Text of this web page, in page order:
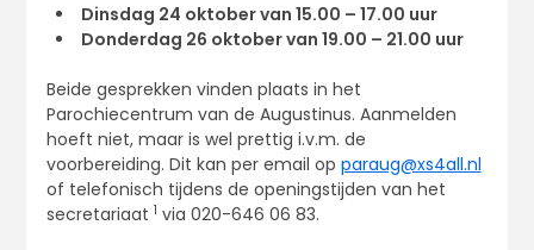
Dinsdag 24 oktober van 15.00 – 17.00 uur
Donderdag 26 oktober van 19.00 – 21.00 uur
Beide gesprekken vinden plaats in het
Parochiecentrum van de Augustinus. Aanmelden
hoeft niet, maar is wel prettig i.v.m. de
voorbereiding. Dit kan per email op paraug@xs4all.nl
of telefonisch tijdens de openingstijden van het
secretariaat 1 via 020-646 06 83.